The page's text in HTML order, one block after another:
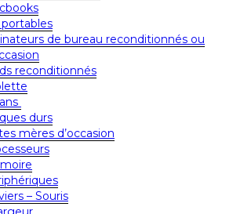
portables
de bureau reconditionnés ou
reconditionnés
durs
mères d’occasion
– Souris